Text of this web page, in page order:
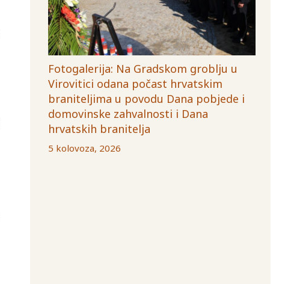
Fotogalerija: Na Gradskom groblju u
Virovitici odana počast hrvatskim
braniteljima u povodu Dana pobjede i
domovinske zahvalnosti i Dana
hrvatskih branitelja
5 kolovoza, 2026